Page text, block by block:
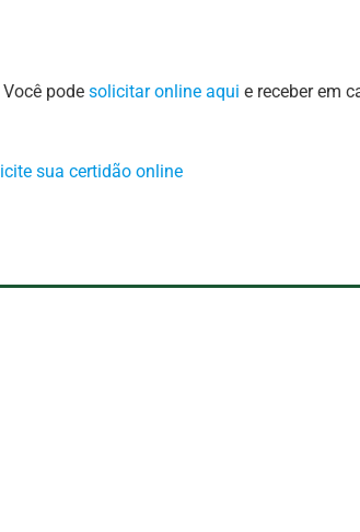
Você pode solicitar online aqui e receber em